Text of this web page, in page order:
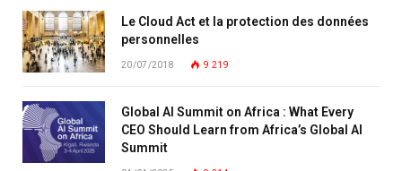
Le Cloud Act et la protection des données
personnelles
20/07/2018 9 219
Global AI Summit on Africa : What Every
CEO Should Learn from Africa’s Global AI
Summit